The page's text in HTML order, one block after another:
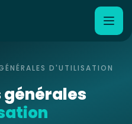
D'UTILISATION